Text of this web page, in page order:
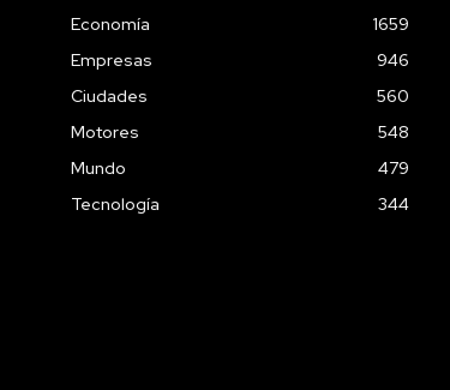
Economía
1659
Empresas
946
Ciudades
560
Motores
548
Mundo
479
Tecnología
344